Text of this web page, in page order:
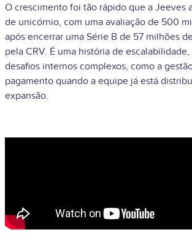
O crescimento foi tão rápido que a Jeeves
de unicórnio, com uma avaliação de 500
após encerrar uma Série B de 57 milhões
pela CRV. É uma história de
desafios internos complexos, como a
pagamento quando a equipe já está
expansão.